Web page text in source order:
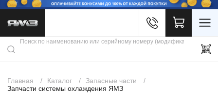
Каталог продукции
Скидки
Контакты
Главная Каталог
Запасные части
Запчасти системы охлаждения ЯМЗ